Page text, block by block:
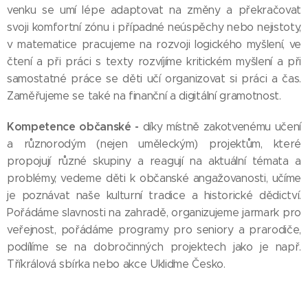
venku se umí lépe adaptovat na změny a překračovat
svoji komfortní zónu i případné neúspěchy nebo nejistoty,
v matematice pracujeme na rozvoji logického myšlení, ve
čtení a při práci s texty rozvíjíme kritickém myšlení a při
samostatné práce se děti učí organizovat si práci a čas.
Zaměřujeme se také na finanční a digitální gramotnost.
Kompetence občanské - díky místně zakotvenému učení
a různorodým (nejen uměleckým) projektům, které
propojují různé skupiny a reagují na aktuální témata a
problémy, vedeme děti k občanské angažovanosti, učíme
je poznávat naše kulturní tradice a historické dědictví.
Pořádáme slavnosti na zahradě, organizujeme jarmark pro
veřejnost, pořádáme programy pro seniory a prarodiče,
podílíme se na dobročinných projektech jako je např.
Tříkrálová sbírka nebo akce Ukliďme Česko.